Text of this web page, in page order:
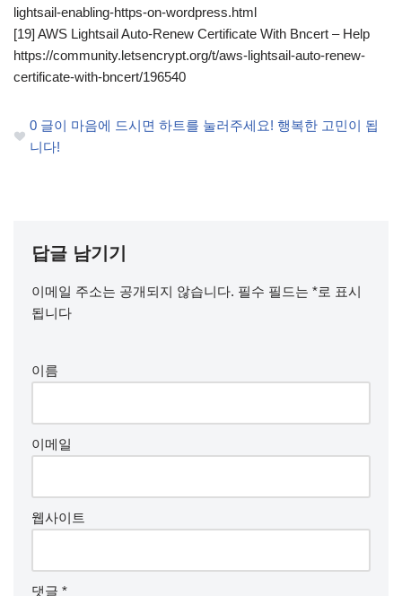
lightsail-enabling-https-on-wordpress.html
[19] AWS Lightsail Auto-Renew Certificate With Bncert – Help
https://community.letsencrypt.org/t/aws-lightsail-auto-renew-
certificate-with-bncert/196540
0 글이 마음에 드시면 하트를 눌러주세요! 행복한 고민이 됩
니다!
답글 남기기
이메일 주소는 공개되지 않습니다. 필수 필드는 *로 표시
됩니다
이름
이메일
웹사이트
댓글 *